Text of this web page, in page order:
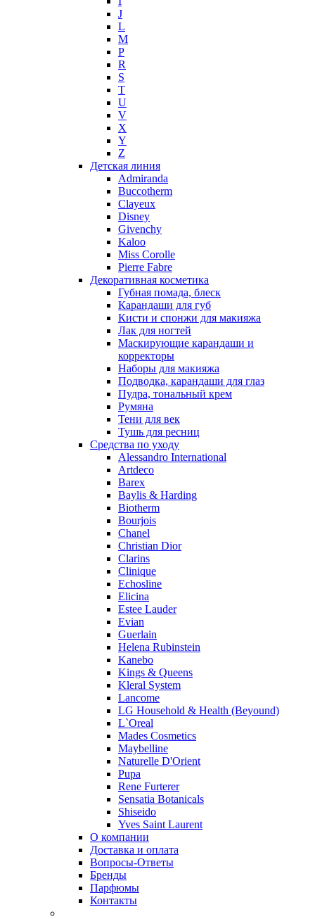
J
L
M
P
R
S
T
U
V
X
Y
Z
Детская линия
Admiranda
Buccotherm
Clayeux
Disney
Givenchy
Kaloo
Miss Corolle
Pierre Fabre
Декоративная косметика
Губная помада, блеск
Карандаши для губ
Кисти и спонжи для макияжа
Лак для ногтей
Маскирующие карандаши и
корректоры
Наборы для макияжа
Подводка, карандаши для глаз
Пудра, тональный крем
Румяна
Тени для век
Тушь для ресниц
Средства по уходу
Alessandro International
Artdeco
Barex
Baylis & Harding
Biotherm
Bourjois
Chanel
Christian Dior
Clarins
Clinique
Echosline
Elicina
Estee Lauder
Evian
Guerlain
Helena Rubinstein
Kanebo
Kings & Queens
Kleral System
Lancome
LG Household & Health (Beyound)
L`Oreal
Mades Cosmetics
Maybelline
Naturelle D'Orient
Pupa
Rene Furterer
Sensatia Botanicals
Shiseido
Yves Saint Laurent
О компании
Доставка и оплата
Вопросы-Ответы
Бренды
Парфюмы
Контакты